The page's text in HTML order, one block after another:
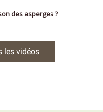
des asperges ?
les vidéos